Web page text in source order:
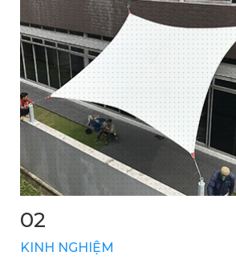
02
KINH NGHIỆM